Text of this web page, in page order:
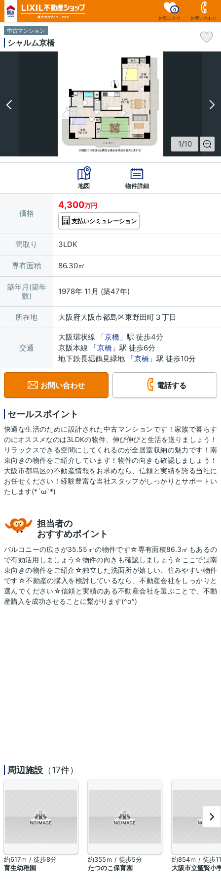
お気に入り
0
お問い合わせ
中古マンション
シャルム京橋
1/10
地図 物件詳細
価格
4,300万円
支払いシミュレーション
間取り 3LDK
専有面積 86.30㎡
築年月(築年
数)
1978年 11月 (築47年)
所在地 大阪府大阪市都島区東野田町３丁目
交通
大阪環状線 「京橋 」駅 徒歩4分
京阪本線 「京橋 」駅 徒歩6分
地下鉄長堀鶴見緑地 「京橋 」駅 徒歩10分
お問い合わせ 電話する
セールスポイント
快適な生活のために設計された中古マンションです！家族で暮らす
のにオススメなのは3LDKの物件、伸び伸びと生活を送りましょう！
リラックスできる空間にしてくれるのが全居室収納の魅力です！南
東向きの物件をご紹介しています！物件の向きも確認しましょう！
大阪市都島区の不動産情報をお求めなら、信頼と実績を誇る当社に
お任せください！経験豊富な当社スタッフがしっかりとサポートい
たします(*´ω`*)
担当者の
おすすめポイント
バルコニーの広さが35.55㎡の物件です☆専有面積86.3㎡もあるの
で有効活用しましょう☆物件の向きも確認しましょう☆ここでは南
東向きの物件をご紹介☆独立した洗面所が嬉しい、住みやすい物件
です☆不動産の購入を検討しているなら、不動産会社をしっかりと
選んでください☆信頼と実績のある不動産会社を選ぶことで、不動
産購入を成功させることに繋がります(^o^)
周辺施設 （17件）
約617ｍ / 徒歩8分
育生幼稚園
約355ｍ / 徒歩5分
たつのこ保育園
約854ｍ / 徒歩
大阪市立聖賢小